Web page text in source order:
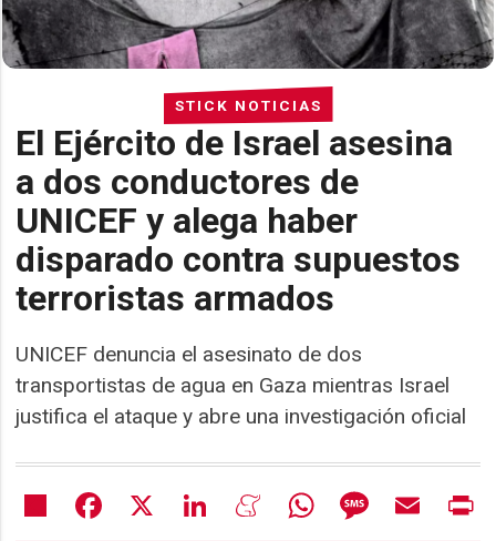
STICK NOTICIAS
El Ejército de Israel asesina
a dos conductores de
UNICEF y alega haber
disparado contra supuestos
terroristas armados
UNICEF denuncia el asesinato de dos
transportistas de agua en Gaza mientras Israel
justifica el ataque y abre una investigación oficial
Share Facebook LinkedIn MeneameWhatsAppMessageEmail